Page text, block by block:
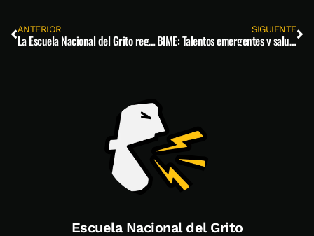
ANTERIOR
La Escuela Nacional del Grito regresa a la Universidad Católica Luis Amigó
SIGUIENTE
BIME: Talentos emergentes y salud mental en un mismo lugar
Escuela Nacional del Grito